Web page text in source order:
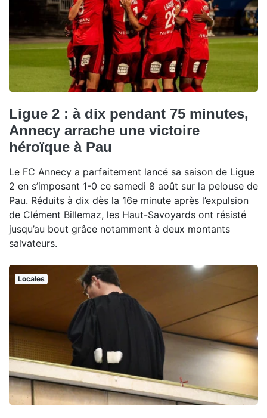
Ligue 2 : à dix pendant 75 minutes,
Annecy arrache une victoire
héroïque à Pau
Le FC Annecy a parfaitement lancé sa saison de Ligue
2 en s’imposant 1-0 ce samedi 8 août sur la pelouse de
Pau. Réduits à dix dès la 16e minute après l’expulsion
de Clément Billemaz, les Haut-Savoyards ont résisté
jusqu’au bout grâce notamment à deux montants
salvateurs.
Locales